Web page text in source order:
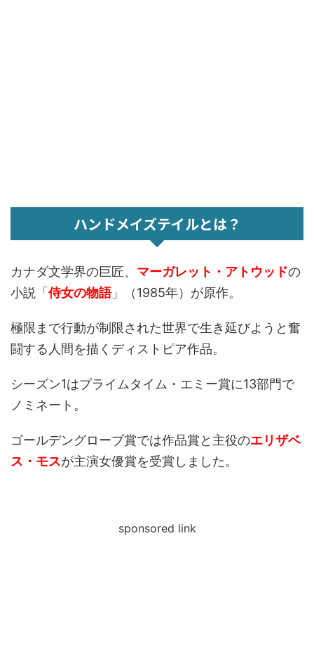
ハンドメイズテイルとは？
カナダ文学界の巨匠、 マーガレット・アトウッドの
小説「 侍女の物語」（1985年）が原作。
極限まで行動が制限された世界で生き延びようと奮
闘する人間を描くディストピア作品。
シーズン1はプライムタイム・エミー賞に13部門で
ノミネート。
ゴールデングローブ賞では作品賞と主役のエリザベ
ス・モスが主演女優賞を受賞しました。
sponsored link